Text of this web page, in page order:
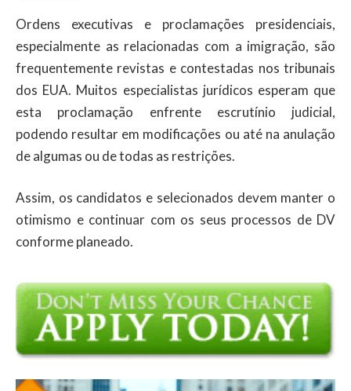
Ordens executivas e proclamações presidenciais,
especialmente as relacionadas com a imigração, são
frequentemente revistas e contestadas nos tribunais
dos EUA. Muitos especialistas jurídicos esperam que
esta proclamação enfrente escrutínio judicial,
podendo resultar em modificações ou até na anulação
de algumas ou de todas as restrições.
Assim, os candidatos e selecionados devem manter o
otimismo e continuar com os seus processos de DV
conforme planeado.